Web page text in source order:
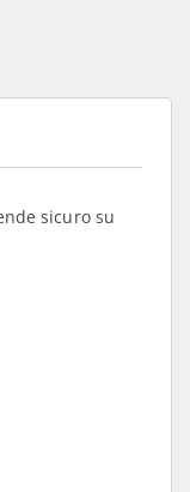
sicuro su